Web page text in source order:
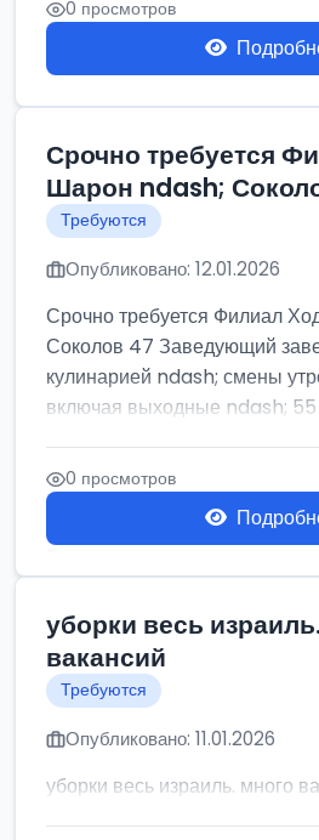
0 просмотров
Срочно требуется
Шарон ndash;
Требуются
Опубликовано: 12.01.2026
Срочно требуется Филиал
Соколов 47 Заведующий
кулинарией ndash; смены
включая выходные ndash;
0 просмотров
уборки весь
вакансий
Требуются
Опубликовано: 11.01.2026
уборки весь израиль. много